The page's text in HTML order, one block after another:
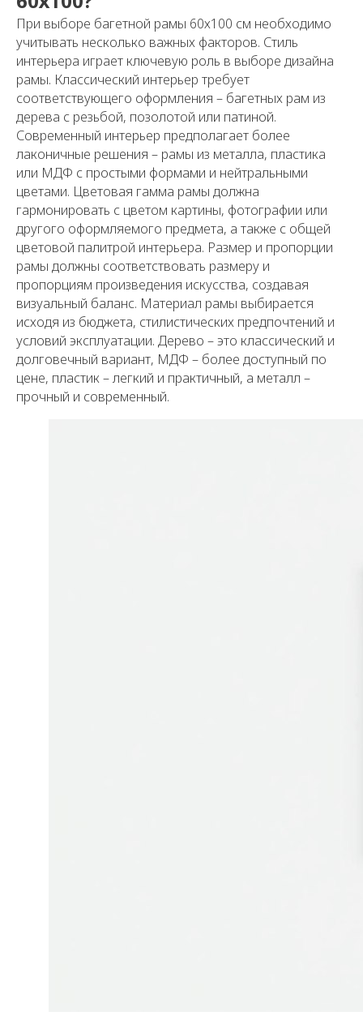
При выборе багетной рамы 60х100 см необходимо
учитывать несколько важных факторов. Стиль
интерьера играет ключевую роль в выборе дизайна
рамы. Классический интерьер требует
соответствующего оформления – багетных рам из
дерева с резьбой, позолотой или патиной.
Современный интерьер предполагает более
лаконичные решения – рамы из металла, пластика
или МДФ с простыми формами и нейтральными
цветами. Цветовая гамма рамы должна
гармонировать с цветом картины, фотографии или
другого оформляемого предмета, а также с общей
цветовой палитрой интерьера. Размер и пропорции
рамы должны соответствовать размеру и
пропорциям произведения искусства, создавая
визуальный баланс. Материал рамы выбирается
исходя из бюджета, стилистических предпочтений и
условий эксплуатации. Дерево – это классический и
долговечный вариант, МДФ – более доступный по
цене, пластик – легкий и практичный, а металл –
прочный и современный.